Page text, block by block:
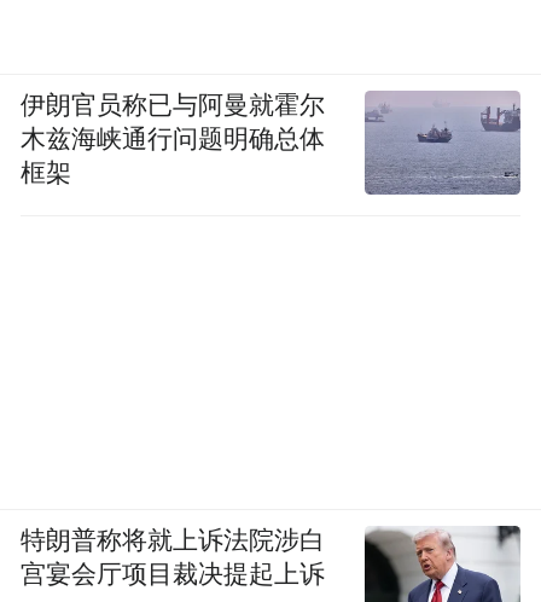
伊朗官员称已与阿曼就霍尔
木兹海峡通行问题明确总体
框架
特朗普称将就上诉法院涉白
宫宴会厅项目裁决提起上诉